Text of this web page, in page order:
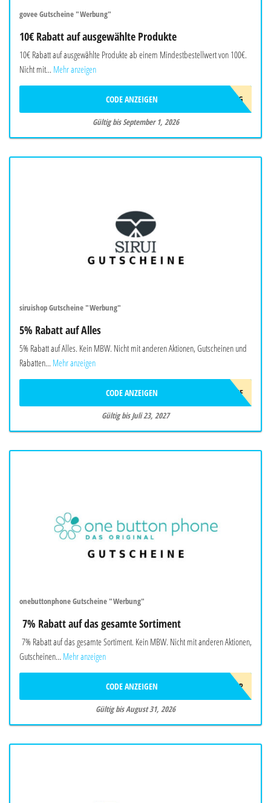
govee Gutscheine "Werbung"
10€ Rabatt auf ausgewählte Produkte
10€ Rabatt auf ausgewählte Produkte ab einem Mindestbestellwert von 100€.
Nicht mit... Mehr anzeigen
10AFFAUG
CODE ANZEIGEN
Gültig bis September 1, 2026
siruishop Gutscheine "Werbung"
5% Rabatt auf Alles
5% Rabatt auf Alles. Kein MBW. Nicht mit anderen Aktionen, Gutscheinen und
Rabatten... Mehr anzeigen
AFF5OFF
CODE ANZEIGEN
Gültig bis Juli 23, 2027
onebuttonphone Gutscheine "Werbung"
7% Rabatt auf das gesamte Sortiment
7% Rabatt auf das gesamte Sortiment. Kein MBW. Nicht mit anderen Aktionen,
Gutscheinen... Mehr anzeigen
SOMMER2026OBP
CODE ANZEIGEN
Gültig bis August 31, 2026